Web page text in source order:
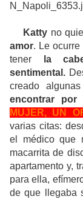
Katty no
amor. Le ocurre
tener
la
sentimental.
creado algunas
encontrar
MUJER, UN
varias citas:
el médico que
macarrita de
apartamento y,
para ella,
de que llegaba